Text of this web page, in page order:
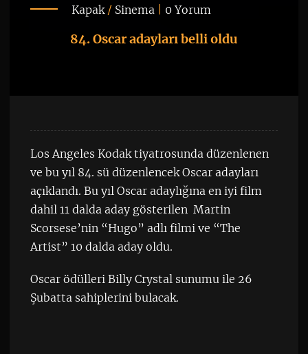
Kapak/ Sinema| 0 Yorum
84. Oscar adayları belli oldu
Los Angeles Kodak tiyatrosunda düzenlenen
ve bu yıl 84. sü düzenlencek Oscar adayları
açıklandı. Bu yıl Oscar adaylığına en iyi film
dahil 11 dalda aday gösterilen Martin
Scorsese’nin “Hugo” adlı filmi ve “The
Artist” 10 dalda aday oldu.
Oscar ödülleri Billy Crystal sunumu ile 26
Şubatta sahiplerini bulacak.